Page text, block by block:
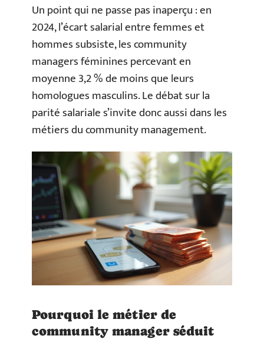
Un point qui ne passe pas inaperçu : en
2024, l’écart salarial entre femmes et
hommes subsiste, les community
managers féminines percevant en
moyenne 3,2 % de moins que leurs
homologues masculins. Le débat sur la
parité salariale s’invite donc aussi dans les
métiers du community management.
Pourquoi le métier de
community manager séduit